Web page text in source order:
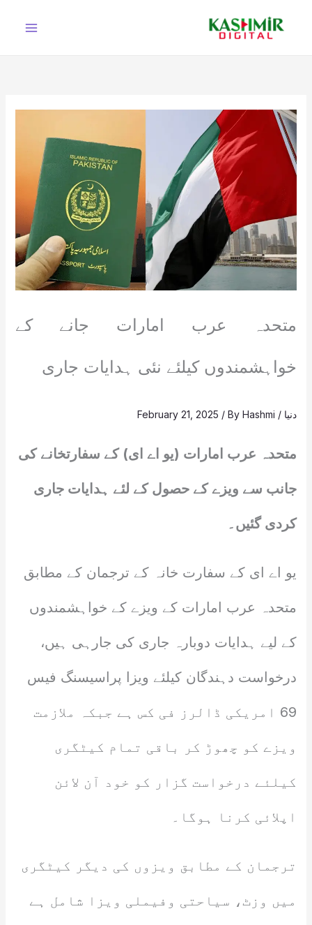
متحدہ عرب امارات جانے کے
خواہشمندوں کیلئے نئی ہدایات جاری
دنیا /
February 21, 2025 / ByHashmi
متحدہ عرب امارات (یو اے ای) کے سفارتخانے کی
جانب سے ویزے کے حصول کے لئے ہدایات جاری
کردی گئیں۔
یو اے ای کے سفارت خانہ کے ترجمان کے مطابق
متحدہ عرب امارات کے ویزے کے خواہشمندوں
کے لیے ہدایات دوبارہ جاری کی جارہی ہیں،
درخواست دہندگان کیلئے ویزا پراسیسنگ فیس
69 امریکی ڈالرز فی کس ہے جبکہ ملازمت
ویزے کو چھوڑ کر باقی تمام کیٹگری
کیلئے درخواست گزار کو خود آن لائن
اپلائی کرنا ہوگا۔
ترجمان کے مطابق ویزوں کی دیگر کیٹگری
میں وزٹ، سیاحتی وفیملی ویزا شامل ہے